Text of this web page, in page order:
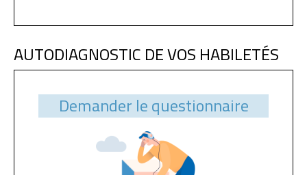
AUTODIAGNOSTIC DE VOS HABILETÉS
Demander le questionnaire